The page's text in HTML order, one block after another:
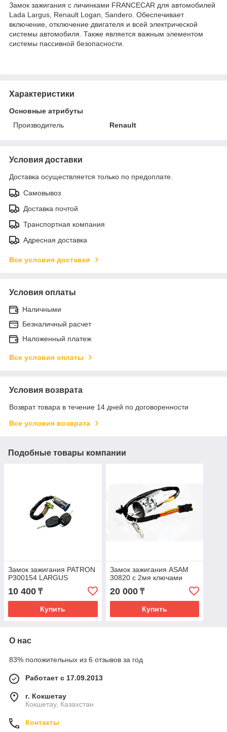
Замок зажигания с личинками FRANCECAR для автомобилей
Lada Largus, Renault Logan, Sandero. Обеспечивает
включение, отключение двигателя и всей электрической
системы автомобиля. Также является важным элементом
системы пассивной безопасности.
Характеристики
Основные атрибуты
Производитель
Renault
Условия доставки
Доставка осуществляется только по предоплате.
Самовывоз
Доставка почтой
Транспортная компания
Адресная доставка
Все условия доставки
Условия оплаты
Наличными
Безналичный расчет
Наложенный платеж
Все условия оплаты
Условия возврата
Возврат товара в течение 14 дней по договоренности
Все условия возврата
Подобные товары компании
Замок зажигания PATRON
P300154 LARGUS
10 400 ₸
Купить
Замок зажигания ASAM
30820 с 2мя ключами
20 000₸
Купить
О нас
83% положительных из 6 отзывов за год
Работает с 17.09.2013
г. Кокшетау
Кокшетау, Казахстан
Контакты